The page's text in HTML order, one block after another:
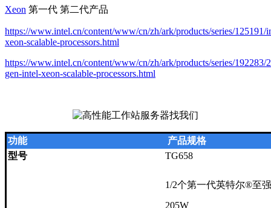
Xeon 第一代 第二代产品
https://www.intel.cn/content/www/cn/zh/ark/products/series/125191/
xeon-scalable-processors.html
https://www.intel.cn/content/www/cn/zh/ark/products/series/192283/
gen-intel-xeon-scalable-processors.html
功能
产品规格
型号
TG658
1/2个第一代英特尔®至
205W